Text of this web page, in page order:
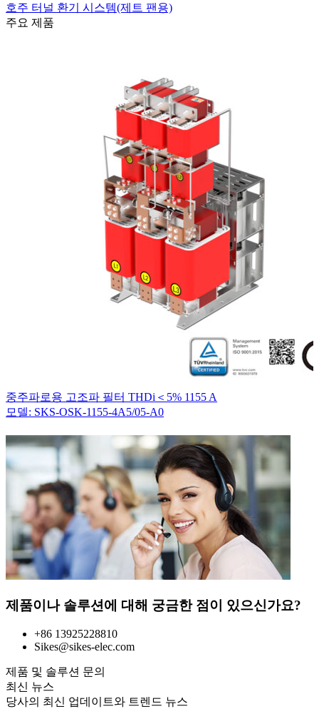
호주 터널 환기 시스템(제트 팬용)
주요 제품
중주파로용 고조파 필터 THDi＜5% 1155 A
모델: SKS-OSK-1155-4A5/05-A0
제품이나 솔루션에 대해 궁금한 점이 있으신가요?
+86 13925228810
Sikes@sikes-elec.com
제품 및 솔루션 문의
최신 뉴스
당사의 최신 업데이트와 트렌드 뉴스